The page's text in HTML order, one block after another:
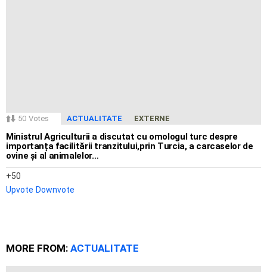
50 Votes ACTUALITATE EXTERNE
Ministrul Agriculturii a discutat cu omologul turc despre
importanța facilitării tranzitului,prin Turcia, a carcaselor de
ovine și al animalelor…
50
Upvote Downvote
MORE FROM: ACTUALITATE